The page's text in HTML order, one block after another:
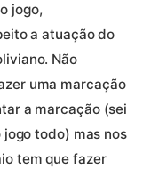
jogo,
a atuação do
Não
uma marcação
a marcação (sei
jogo todo) mas nos
tem que fazer